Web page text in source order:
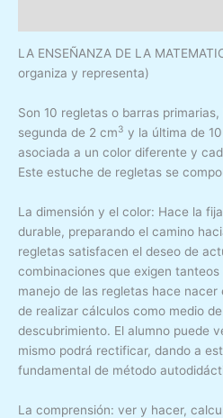
LA ENSEÑANZA DE LA
organiza y representa)
Son 10 regletas o barras
segunda de 2 cm3 y la última de
asociada a un color diferente y
Este estuche de regletas se
La dimensión y el color: Hace la
durable, preparando el camino
regletas satisfacen el deseo de
combinaciones que exigen
manejo de las regletas hace nacer
de realizar cálculos como medio
descubrimiento. El alumno puede
mismo podrá rectificar, dando a
fundamental de método
La comprensión: ver y hacer,